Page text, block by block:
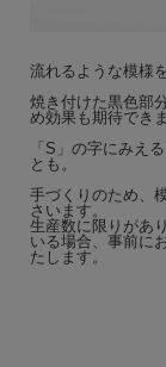
流れるような模様
焼き付けた黒色部
め効果も期待できま
「S」の字にみえ
とも。
手づくりのため、
さいます。
生産数に限りがあ
いる場合、事前に
たします。